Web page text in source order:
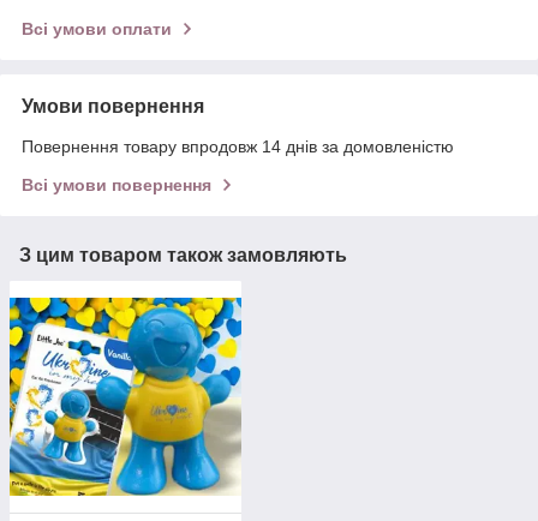
Всі умови оплати
Умови повернення
Повернення товару впродовж 14 днів за домовленістю
Всі умови повернення
З цим товаром також замовляють